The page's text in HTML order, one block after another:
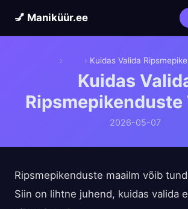
💅 Maniküür.ee
› › Kuidas Valida
Kuidas
Ripsmepikenduste
2026-05-07
Ripsmepikenduste maailm võib
Siin on lihtne juhend, kuidas valida